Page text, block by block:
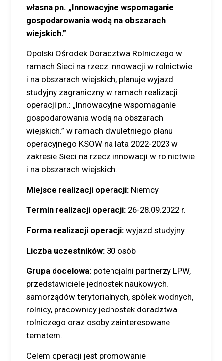
własna pn. „Innowacyjne wspomaganie
gospodarowania wodą na obszarach
wiejskich.”
Opolski Ośrodek Doradztwa Rolniczego w
ramach Sieci na rzecz innowacji w rolnictwie
i na obszarach wiejskich, planuje wyjazd
studyjny zagraniczny w ramach realizacji
operacji pn.: „Innowacyjne wspomaganie
gospodarowania wodą na obszarach
wiejskich.” w ramach dwuletniego planu
operacyjnego KSOW na lata 2022-2023 w
zakresie Sieci na rzecz innowacji w rolnictwie
i na obszarach wiejskich.
Miejsce realizacji operacji: Niemcy
Termin realizacji operacji: 26-28.09.2022 r.
Forma realizacji operacji: wyjazd studyjny
Liczba uczestników: 30 osób
Grupa docelowa: potencjalni partnerzy LPW,
przedstawiciele jednostek naukowych,
samorządów terytorialnych, spółek wodnych,
rolnicy, pracownicy jednostek doradztwa
rolniczego oraz osoby zainteresowane
tematem.
Celem operacji jest promowanie